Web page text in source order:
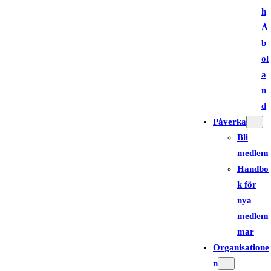
h
Å
b
ol
a
n
d
Påverka
Bli
medlem
Handbo
k för
nya
medlem
mar
Organisatione
n